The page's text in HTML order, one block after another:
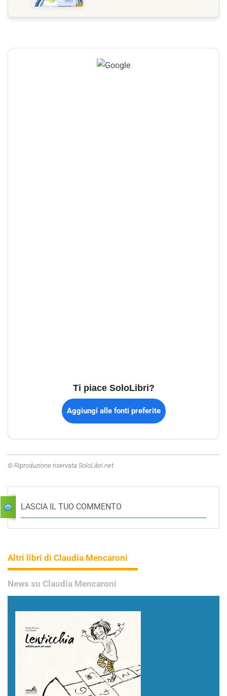
Ti piace SoloLibri?
Aggiungi alle fonti preferite
© Riproduzione riservata SoloLibri.net
LASCIA IL TUO COMMENTO
Altri libri di Claudia Mencaroni
News su Claudia Mencaroni